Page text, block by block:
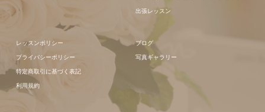
出張レッスン
レッスンポリシー
プライバシーポリシー
特定商取引に基づく表記
利用規約
ブログ
写真ギャラリー